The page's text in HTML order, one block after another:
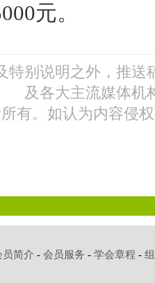
元。
特别说明之外，推送
及各大主流媒体机
有。如认为内容侵
员简介 -会员服务 -学会章程 -